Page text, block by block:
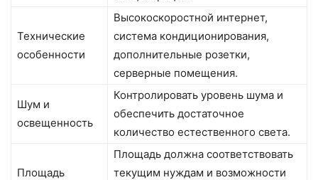
Технические
особенности
Высокоскоростной интернет,
система кондиционирования,
дополнительные розетки,
серверные помещения.
Шум и
освещенность
Контролировать уровень шума и
обеспечить достаточное
количество естественного света.
Площадь
Площадь должна соответствовать
текущим нуждам и возможности